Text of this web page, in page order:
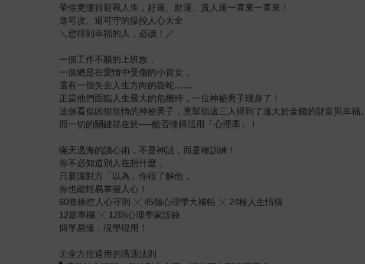
帶你更懂得迎戰人生，好運、財運、貴人運一直來一直來！
進可攻、退可守的操控人心大全
＼想得到幸福的人，必讀！／
一個工作不順的上班族，
一個總是在愛情中受傷的小資女，
還有一個失去人生方向的魯蛇……
正當他們面臨人生最大的危機時，一位神祕男子現身了！
這個看似凶狠無情的神祕男子，竟幫助這三人得到了遠大於金錢的財富與幸福。
而一切的關鍵就在於──能否懂得活用「心理學」！
瞞天過海的讀心術，不是神話，而是種訓練！
你不必知道別人在想什麼，
只要讓對方「以為」你很了解他，
你也能輕易掌握人心！
60條操控人心守則 ╳ 45個心理學大補帖 ╳ 24種人生情境
12篇專欄 ╳ 12則心理學家語錄
簡單易懂，現學現用！
㊣全方位適用的溝通法則